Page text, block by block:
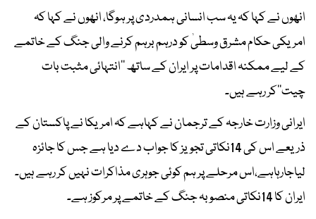
انھوں نے کہا کہ یہ سب انسانی ہمدردی پر ہوگا، انھوں نے کہا کہ
امریکی حکام مشرق وسطیٰ کو درہم برہم کرنے والی جنگ کے خاتمے
کے لیے ممکنہ اقدامات پر ایران کے ساتھ ’’انتہائی مثبت بات
چیت‘‘کر رہے ہیں۔
ایرانی وزارت خارجہ کے ترجمان نے کہاہے کہ امریکا نے پاکستان کے
ذریعے اس کی 14نکاتی تجویز کا جواب دے دیا ہے جس کا جائزہ
لیاجارہاہے،اس مرحلے پر ہم کوئی جوہری مذاکرات نہیں کر رہے ہیں۔
ایران کا 14نکاتی منصوبہ جنگ کے خاتمے پر مرکوز ہے۔